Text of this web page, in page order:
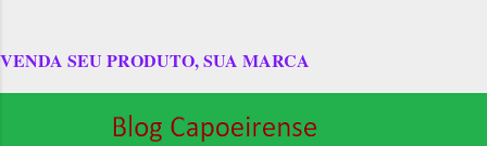
VENDA SEU PRODUTO, SUA MARCA